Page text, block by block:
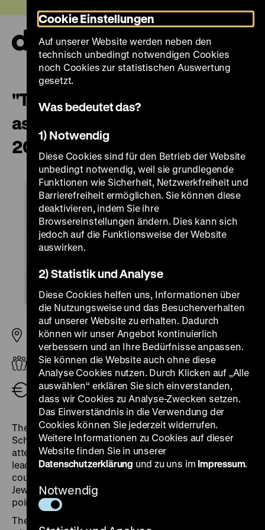
zum
Seiteninhalt
springen
"Too late?" - The attempted
assassination of Adolf Hitler on
20 July 1944
Pei-Bau
Erwachsene
Eintritt frei
The failed assassination attempt carried out by Claus
Schenk Graf von Stauffenberg was the largest coup
attempt by the German resistance against the Nazi
leadership. However, even if it had succeeded, this
coup would have come too late for large parts of the
Jewish population in Europe. The Holocaust at this
point was already nearly accomplished.
The debates about the "conspirators" of July 20th,
Cookie Einstellungen
Auf unserer Website werden neben den
technisch unbedingt notwendigen Cookies
noch Cookies zur statistischen Auswertung
gesetzt.
Was bedeutet das?
1) Notwendig
Diese Cookies sind für den Betrieb der Website
unbedingt notwendig, weil sie grundlegende
Funktionen wie Sicherheit, Netzwerkfreiheit und
Barrierefreiheit ermöglichen. Sie können diese
deaktivieren, indem Sie ihre
Browsereinstellungen ändern. Dies kann sich
jedoch auf die Funktionsweise der Website
auswirken.
2) Statistik und Analyse
Diese Cookies helfen uns, Informationen über
die Nutzungsweise und das Besucherverhalten
auf unserer Website zu erhalten. Dadurch
können wir unser Angebot kontinuierlich
verbessern und an Ihre Bedürfnisse anpassen.
Sie können die Website auch ohne diese
Analyse Cookies nutzen. Durch Klicken auf „Alle
auswählen“ erklären Sie sich einverstanden,
dass wir Cookies zu Analyse-Zwecken setzen.
Das Einverständnis in die Verwendung der
Cookies können Sie jederzeit widerrufen.
Weitere Informationen zu Cookies auf dieser
Website finden Sie in unserer
Datenschutzerklärung und zu uns im Impressum.
Notwendig